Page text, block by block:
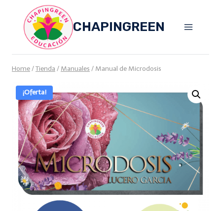
content
CHAPINGREEN
Home/Tienda / Manuales / Manual de Microdosis
¡Oferta!